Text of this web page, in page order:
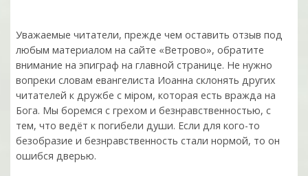
Уважаемые читатели, прежде чем оставить отзыв под
любым материалом на сайте «Ветрово», обратите
внимание на эпиграф на главной странице. Не нужно
вопреки словам евангелиста Иоанна склонять других
читателей к дружбе с мiром, которая есть вражда на
Бога. Мы боремся с грехом и без­нрав­ствен­ностью, с
тем, что ведёт к погибели души. Если для кого-то
безобразие и безнравственность стали нормой, то он
ошибся дверью.